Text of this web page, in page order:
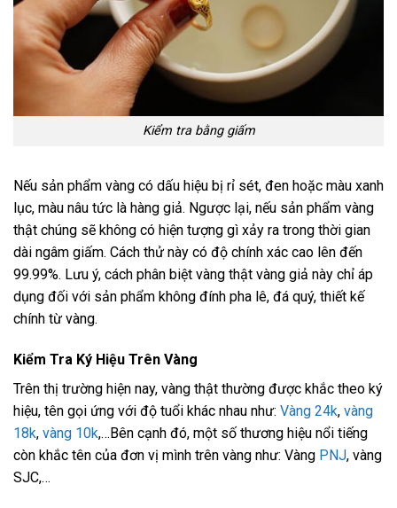
Kiểm tra bằng giấm
Nếu sản phẩm vàng có dấu hiệu bị rỉ sét, đen hoặc màu xanh
lục, màu nâu tức là hàng giả. Ngược lại, nếu sản phẩm vàng
thật chúng sẽ không có hiện tượng gì xảy ra trong thời gian
dài ngâm giấm. Cách thử này có độ chính xác cao lên đến
99.99%. Lưu ý, cách phân biệt vàng thật vàng giả này chỉ áp
dụng đối với sản phẩm không đính pha lê, đá quý, thiết kế
chính từ vàng.
Kiểm Tra Ký Hiệu Trên Vàng
Trên thị trường hiện nay, vàng thật thường được khắc theo ký
hiệu, tên gọi ứng với độ tuổi khác nhau như: Vàng 24k, vàng
18k, vàng 10k,…Bên cạnh đó, một số thương hiệu nổi tiếng
còn khắc tên của đơn vị mình trên vàng như: Vàng PNJ, vàng
SJC,…